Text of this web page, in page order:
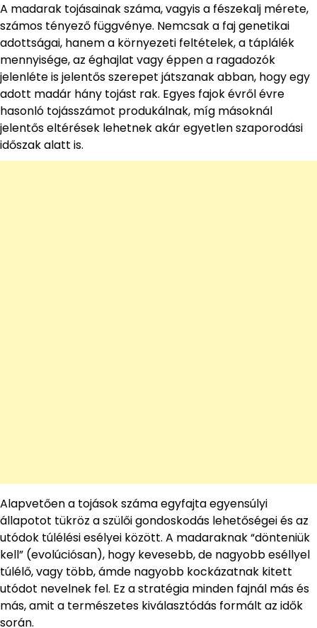
A madarak tojásainak száma, vagyis a fészekalj mérete,
számos tényező függvénye. Nemcsak a faj genetikai
adottságai, hanem a környezeti feltételek, a táplálék
mennyisége, az éghajlat vagy éppen a ragadozók
jelenléte is jelentős szerepet játszanak abban, hogy egy
adott madár hány tojást rak. Egyes fajok évről évre
hasonló tojásszámot produkálnak, míg másoknál
jelentős eltérések lehetnek akár egyetlen szaporodási
időszak alatt is.
Alapvetően a tojások száma egyfajta egyensúlyi
állapotot tükröz a szülői gondoskodás lehetőségei és az
utódok túlélési esélyei között. A madaraknak “dönteniük
kell” (evolúciósan), hogy kevesebb, de nagyobb eséllyel
túlélő, vagy több, ámde nagyobb kockázatnak kitett
utódot nevelnek fel. Ez a stratégia minden fajnál más és
más, amit a természetes kiválasztódás formált az idők
során.